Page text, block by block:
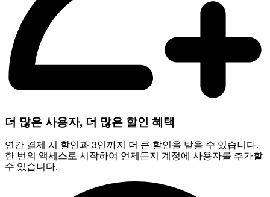
더 많은 사용자, 더 많은 할인 혜택
연간 결제 시 할인과 3인까지 더 큰 할인을 받을 수 있습니다.
한 번의 액세스로 시작하여 언제든지 계정에 사용자를 추가할
수 있습니다.